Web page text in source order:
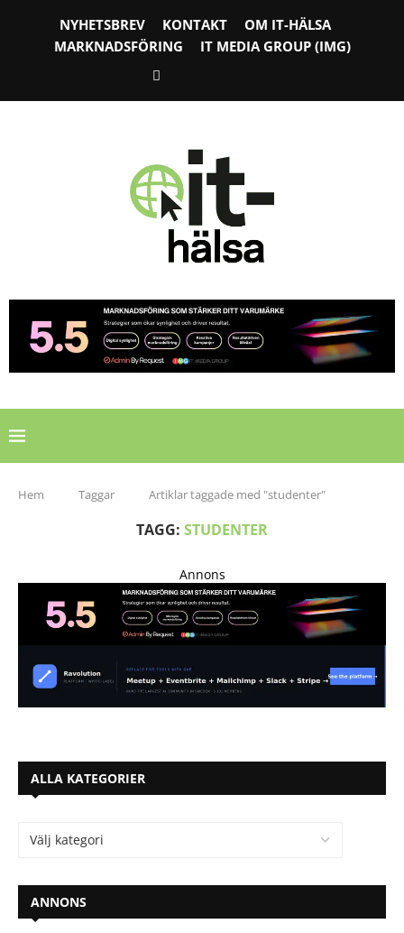
NYHETSBREV KONTAKT
OM IT-HÄLSA
MARKNADSFÖRING
IT MEDIA GROUP (IMG)
Hem Taggar Artiklar taggade med "studenter"
TAGG: STUDENTER
Annons
ALLA KATEGORIER
ANNONS